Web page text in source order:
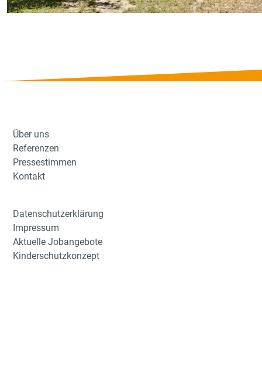
Über uns
Referenzen
Pressestimmen
Kontakt
Datenschutzerklärung
Impressum
Aktuelle Jobangebote
Kinderschutzkonzept